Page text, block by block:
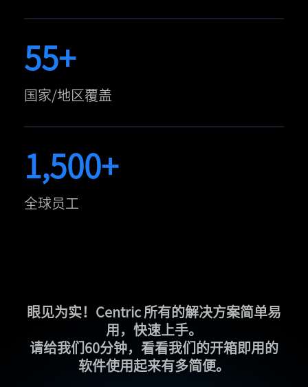
55+
国家/地区覆盖
1,500+
全球员工
眼见为实！Centric 所有的解决方案简单易
用，快速上手。
请给我们60分钟，看看我们的开箱即用的
软件使用起来有多简便。